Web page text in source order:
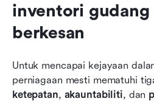
inventori gudang
berkesan
Untuk mencapai kejayaan
ketepatan, akauntabiliti, dan